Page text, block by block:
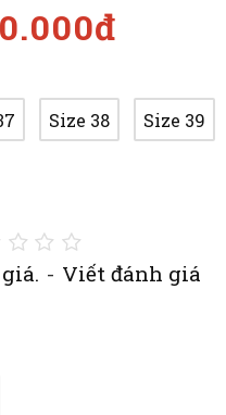
- Viết đánh giá
Size 38 Size 39